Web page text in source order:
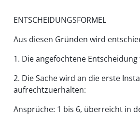
ENTSCHEIDUNGSFORMEL
Aus diesen Gründen wird
1. Die angefochtene
2. Die Sache wird an die erste
aufrechtzuerhalten:
Ansprüche: 1 bis 6, überreicht in